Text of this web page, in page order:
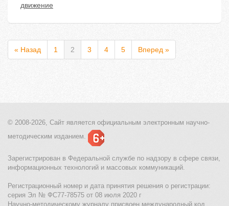
движение
« Назад 1 2 3 4 5 Вперед »
© 2008-2026, Сайт является официальным электронным научно-
методическим изданием.
Зарегистрирован в Федеральной службе по надзору в сфере связи,
информационных технологий и массовых коммуникаций.
Регистрационный номер и дата принятия решения о регистрации:
серия Эл № ФС77-78575 от 08 июля 2020 г
Научно-методическому журналу присвоен международный код